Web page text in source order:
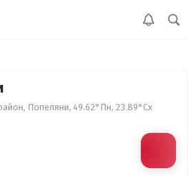
Попеляни, 49.62°Пн, 23.89°Сх